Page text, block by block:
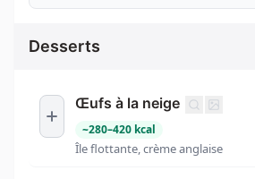
Desserts
Œufs à la neige
~280–420 kcal
Île flottante, crème anglaise